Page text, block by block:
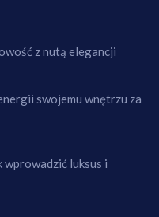
z nutą elegancji
swojemu wnętrzu za
luksus i